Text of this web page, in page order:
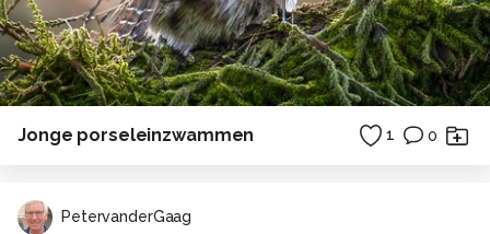
Jonge porseleinzwammen 1 0
PetervanderGaag